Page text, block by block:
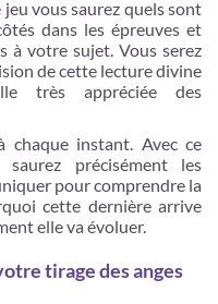
jeu vous saurez quels sont
dans les épreuves et
à votre sujet. Vous serez
de cette lecture divine
très appréciée des
chaque instant. Avec ce
précisément les
pour comprendre la
cette dernière arrive
elle va évoluer.
tirage des anges